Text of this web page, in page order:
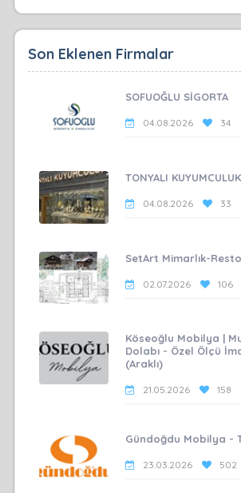
Son Eklenen Firmalar
SOFUOĞLU SİGORTA
04.08.2026 34
TONYALI KUYUMCULUK
04.08.2026 33
SetArt Mimarlık-
02.07.2026 106
Köseoğlu Mobilya |
Dolabı - Özel Ölçü
(Araklı)
21.05.2026 158
Gündoğdu Mobilya -
23.03.2026 502